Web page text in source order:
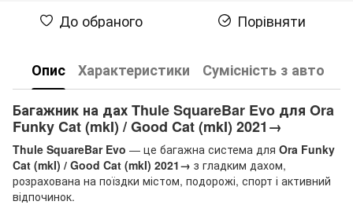
До обраного Порівняти
Опис Характеристики
Сумісність з авто
Багажник на дах Thule SquareBar Evo для Ora
Funky Cat (mkI) / Good Cat (mkI) 2021→
Thule SquareBar Evo — це багажна система для Ora Funky
Cat (mkI) / Good Cat (mkI) 2021→ з гладким дахом,
розрахована на поїздки містом, подорожі, спорт і активний
відпочинок.